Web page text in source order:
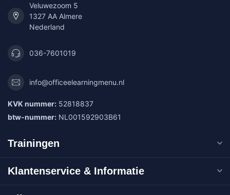
Veluwezoom 5
1327 AA Almere
Nederland
036-7601019
info@officeelearningmenu.nl
KVK nummer: 52818837
btw-nummer: NL001592903B61
Trainingen
Klantenservice & Informatie